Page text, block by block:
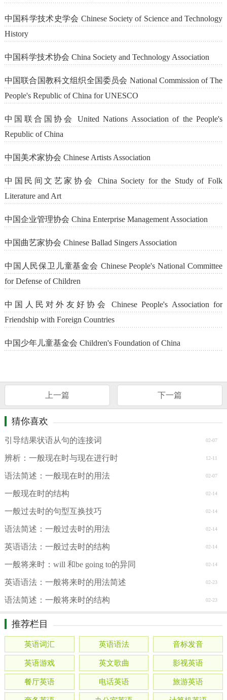
中国科学技术史学会 Chinese Society of Science and Technology
History
中国科学技术协会 China Society and Technology Association
中国联合国教科文组织全国委员会 National Commission of The
People's Republic of China for UNESCO
中国联合国协会 United Nations Association of the People's
Republic of China
中国美术家协会 Chinese Artists Association
中国民间文艺家协会 China Society for the Study of Folk
Literature and Art
中国企业管理协会 China Enterprise Management Association
中国曲艺家协会 Chinese Ballad Singers Association
中国人民保卫儿童基金会 Chinese People's National Committee
for Defense of Children
中国人民对外友好协会 Chinese People's Association for
Friendship with Foreign Countries
中国少年儿童基金会 Children's Foundation of China
上一篇 下一篇
猜你喜欢
02-07
引导结果状语从句的连接词
12-11
辨析：一般现在时与现在进行时
02-07
语法简述：一般现在时的用法
02-14
一般现在时的结构
02-14
一般过去时的句型互换技巧
02-14
语法简述：一般过去时的用法
02-14
英语语法：一般过去时的结构
02-14
一般将来时：will 和be going to的异同
02-23
英语语法：一般将来时的用法简述
02-23
语法简述：一般将来时的结构
推荐栏目
英语词汇 英语语法 音标发音
英语游戏 英文歌曲 影视英语
餐厅英语 电话英语 旅游英语